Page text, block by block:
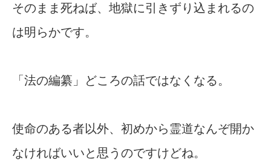
そのまま死ねば、地獄に引きずり込まれるの
は明らかです。
「法の編纂」どころの話ではなくなる。
使命のある者以外、初めから霊道なんぞ開か
なければいいと思うのですけどね。